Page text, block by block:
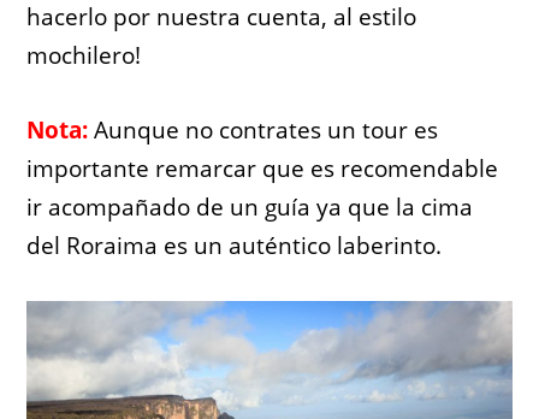
hacerlo por nuestra cuenta, al estilo
mochilero!
Nota:Aunque no contrates un tour es
importante remarcar que es recomendable
ir acompañado de un guía ya que la cima
del Roraima es un auténtico laberinto.